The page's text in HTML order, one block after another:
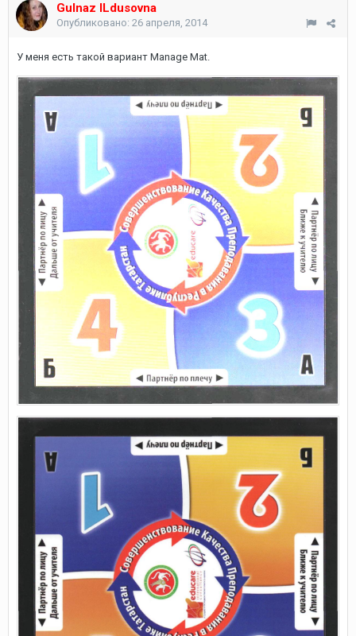
Gulnaz ILdusovna
Опубликовано: 26 апреля, 2014
У меня есть такой вариант Manage Mat.